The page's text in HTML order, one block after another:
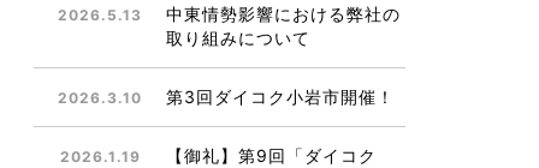
2026.5.13
中東情勢影響における弊社の
取り組みについて
2026.3.10 第3回ダイコク小岩市開催！
2026.1.19
【御礼】第9回「ダイコク